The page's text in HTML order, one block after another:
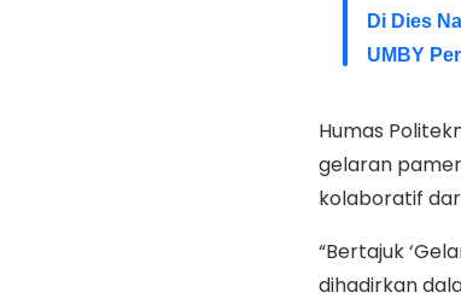
Di Dies
UMBY
Humas
gelaran
kolaboratif
“Bertajuk
dihadirkan